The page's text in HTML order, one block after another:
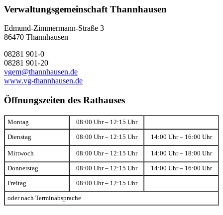
Verwaltungsgemeinschaft Thannhausen
Edmund-Zimmermann-Straße 3
86470 Thannhausen
08281 901-0
08281 901-20
vgem@thannhausen.de
www.vg-thannhausen.de
Öffnungszeiten des Rathauses
Montag 08:00 Uhr – 12:15 Uhr
Dienstag 08:00 Uhr – 12:15 Uhr 14:00 Uhr – 16:00 Uhr
Mittwoch 08:00 Uhr – 12:15 Uhr 14:00 Uhr – 18:00 Uhr
Donnerstag 08:00 Uhr – 12:15 Uhr 14:00 Uhr – 16:00 Uhr
Freitag 08:00 Uhr – 12:15 Uhr
oder nach Terminabsprache